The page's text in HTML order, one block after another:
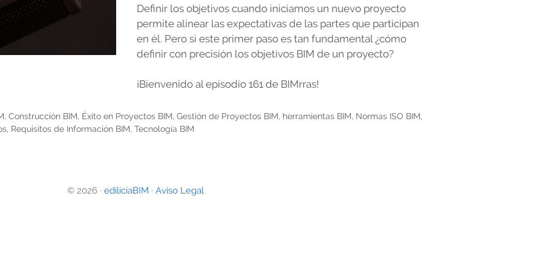
Definir los objetivos cuando iniciamos un nuevo proyecto
permite alinear las expectativas de las partes que participan
en él. Pero si este primer paso es tan fundamental ¿cómo
definir con precisión los objetivos BIM de un proyecto?
¡Bienvenido al episodio 161 de BIMrras!
, Construcción BIM, Éxito en Proyectos BIM, Gestión de Proyectos BIM, herramientas BIM, Normas ISO BIM,
, Requisitos de Información BIM, Tecnología BIM
© 2026 · ediliciaBIM · Aviso Legal